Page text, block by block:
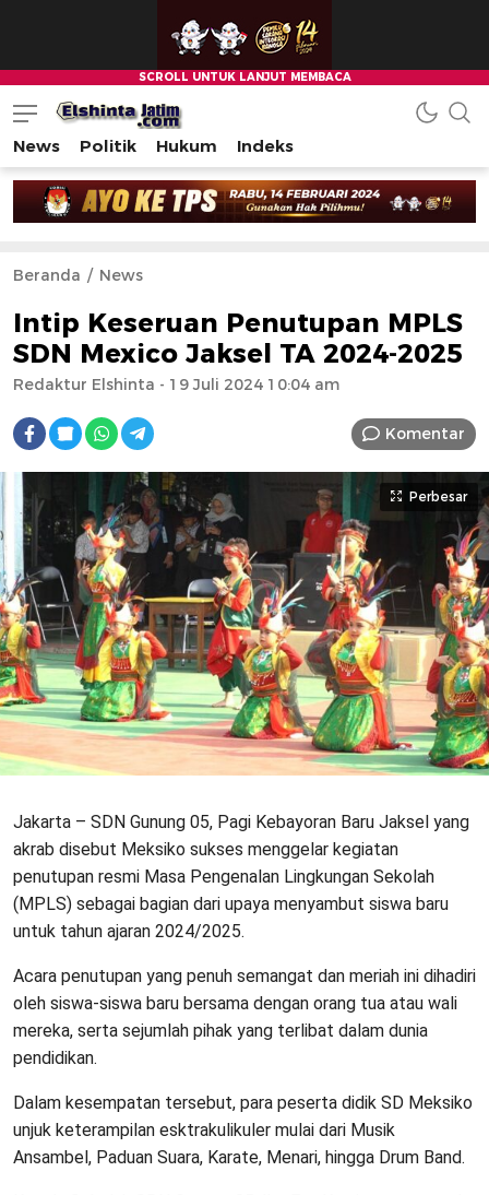
News Politik Hukum Indeks
Beranda News
Intip Keseruan Penutupan MPLS
SDN Mexico Jaksel TA 2024-2025
Redaktur Elshinta - 19 Juli 2024 10:04 am
Komentar
Perbesar
Jakarta – SDN Gunung 05, Pagi Kebayoran Baru Jaksel yang
akrab disebut Meksiko sukses menggelar kegiatan
penutupan resmi Masa Pengenalan Lingkungan Sekolah
(MPLS) sebagai bagian dari upaya menyambut siswa baru
untuk tahun ajaran 2024/2025.
Acara penutupan yang penuh semangat dan meriah ini dihadiri
oleh siswa-siswa baru bersama dengan orang tua atau wali
mereka, serta sejumlah pihak yang terlibat dalam dunia
pendidikan.
Dalam kesempatan tersebut, para peserta didik SD Meksiko
unjuk keterampilan esktrakulikuler mulai dari Musik
Ansambel, Paduan Suara, Karate, Menari, hingga Drum Band.